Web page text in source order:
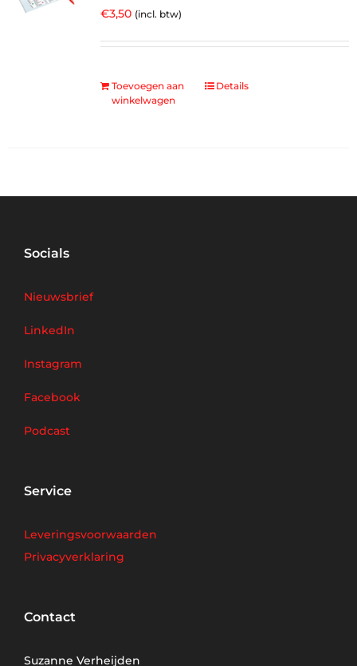
€3,50 (incl. btw)
Toevoegen aan
winkelwagen
Details
Socials
Nieuwsbrief
LinkedIn
Instagram
Facebook
Podcast
Service
Leveringsvoorwaarden
Privacyverklaring
Contact
Suzanne Verheijden